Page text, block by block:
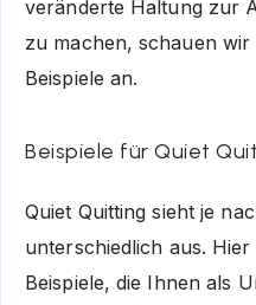
veränderte Haltung zur
zu machen, schauen
Beispiele an.
Beispiele für Quiet
Quiet Quitting sieht je
unterschiedlich aus.
Beispiele, die Ihnen als